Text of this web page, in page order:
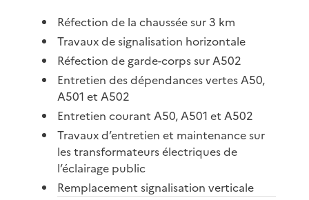
Réfection de la chaussée sur 3 km
Travaux de signalisation horizontale
Réfection de garde-corps sur A502
Entretien des dépendances vertes A50,
A501 et A502
Entretien courant A50, A501 et A502
Travaux d’entretien et maintenance sur
les transformateurs électriques de
l’éclairage public
Remplacement signalisation verticale